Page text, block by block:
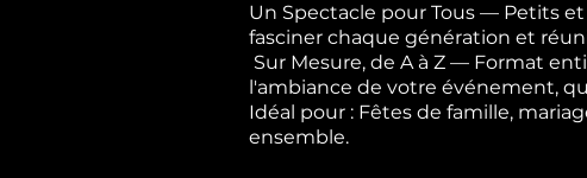
Un Spectacle pour Tous — Petits
fasciner chaque génération et
Sur Mesure, de A à Z — Format
l'ambiance de votre événement,
Idéal pour : Fêtes de famille,
ensemble.